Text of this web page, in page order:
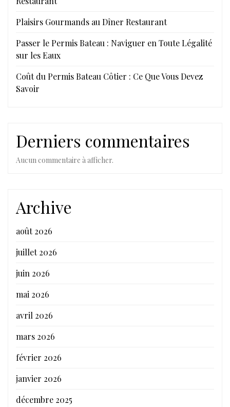
Plaisirs Gourmands au Dîner Restaurant
Passer le Permis Bateau : Naviguer en Toute Légalité
sur les Eaux
Coût du Permis Bateau Côtier : Ce Que Vous Devez
Savoir
Derniers commentaires
Aucun commentaire à afficher.
Archive
août 2026
juillet 2026
juin 2026
mai 2026
avril 2026
mars 2026
février 2026
janvier 2026
décembre 2025